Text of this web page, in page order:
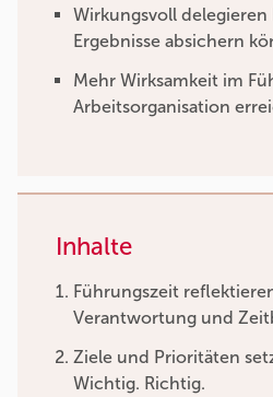
Wirkungsvoll
Ergebnisse absichern
Mehr Wirksamkeit im
Arbeitsorganisation
Inhalte
Führungszeit
Verantwortung und
Ziele und Prioritäten
Wichtig. Richtig.